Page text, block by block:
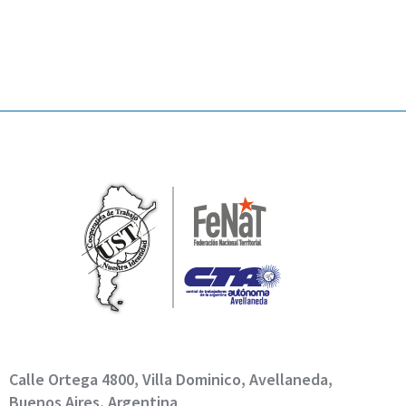
Calle Ortega 4800, Villa Dominico, Avellaneda,